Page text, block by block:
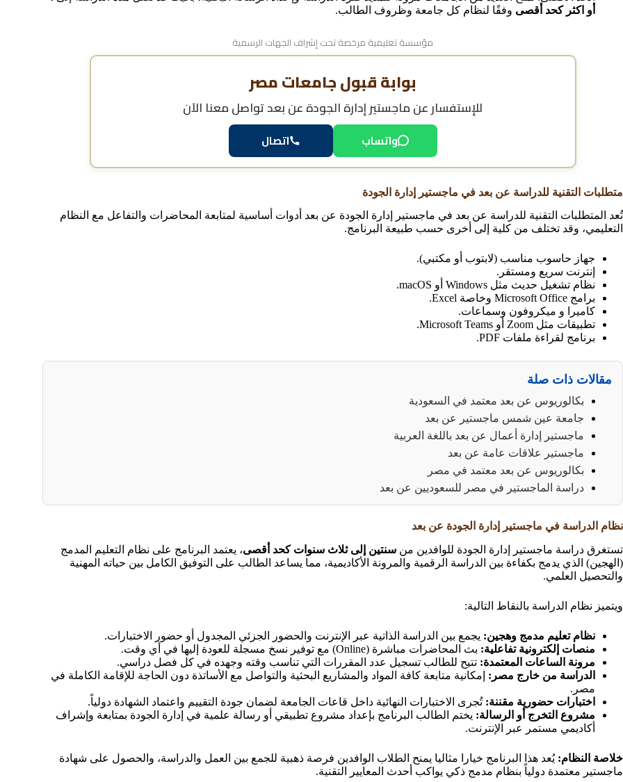
أو اكثر كحد أقصى وفقًا لنظام كل جامعة وظروف الطالب.
مؤسسة تعليمية مرخصة تحت إشراف الجهات الرسمية
بوابة قبول جامعات مصر
للإستفسار عنماجستير إدارة الجودة عن بعدتواصل معنا الآن
واتساب اتصال
متطلبات التقنية للدراسة عن بعد في ماجستير إدارة الجودة
تُعد المتطلبات التقنية للدراسة عن بعد في ماجستير إدارة الجودة عن بعد أدوات أساسية لمتابعة المحاضرات والتفاعل مع النظام
التعليمي، وقد تختلف من كلية إلى أخرى حسب طبيعة البرنامج.
جهاز حاسوب مناسب (لابتوب أو مكتبي).
إنترنت سريع ومستقر.
نظام تشغيل حديث مثل Windows أو macOS.
برامج Microsoft Office وخاصة Excel.
كاميرا و ميكروفون وسماعات.
تطبيقات مثل Zoom أو Microsoft Teams.
برنامج لقراءة ملفات PDF.
مقالات ذات صلة
بكالوريوس عن بعد معتمد في السعودية
جامعة عين شمس ماجستير عن بعد
ماجستير إدارة أعمال عن بعد باللغة العربية
ماجستير علاقات عامة عن بعد
بكالوريوس عن بعد معتمد في مصر
دراسة الماجستير في مصر للسعوديين عن بعد
نظام الدراسة في ماجستير إدارة الجودة عن بعد
تستغرق دراسة ماجستير إدارة الجودة للوافدين من سنتين إلى ثلاث سنوات كحد أقصى، يعتمد البرنامج على نظام التعليم المدمج
(الهجين) الذي يدمج بكفاءة بين الدراسة الرقمية والمرونة الأكاديمية، مما يساعد الطالب على التوفيق الكامل بين حياته المهنية
والتحصيل العلمي.
ويتميز نظام الدراسة بالنقاط التالية:
نظام تعليم مدمج وهجين: يجمع بين الدراسة الذاتية عبر الإنترنت والحضور الجزئي المجدول أو حضور الاختبارات.
منصات إلكترونية تفاعلية: بث المحاضرات مباشرة (Online) مع توفير نسخ مسجلة للعودة إليها في أي وقت.
مرونة الساعات المعتمدة: تتيح للطالب تسجيل عدد المقررات التي تناسب وقته وجهده في كل فصل دراسي.
الدراسة من خارج مصر: إمكانية متابعة كافة المواد والمشاريع البحثية والتواصل مع الأساتذة دون الحاجة للإقامة الكاملة في
مصر.
اختبارات حضورية مقننة: تُجرى الاختبارات النهائية داخل قاعات الجامعة لضمان جودة التقييم واعتماد الشهادة دولياً.
مشروع التخرج أو الرسالة: يختم الطالب البرنامج بإعداد مشروع تطبيقي أو رسالة علمية في إدارة الجودة بمتابعة وإشراف
أكاديمي مستمر عبر الإنترنت.
خلاصة النظام: يُعد هذا البرنامج خيارا مثاليا يمنح الطلاب الوافدين فرصة ذهبية للجمع بين العمل والدراسة، والحصول على شهادة
ماجستير معتمدة دولياً بنظام مدمج ذكي يواكب أحدث المعايير التقنية.